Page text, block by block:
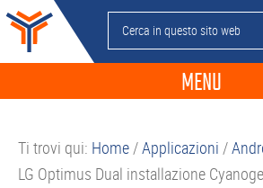
Passa
alla
navigazione
Passa
contenuto
Passa
alla
barra
Passa
piè
Cerca
in
sito
MENU
GUIDE ACQUISTO
Ti trovi qui: Home/Applicazioni /
LG Optimus Dual installazione